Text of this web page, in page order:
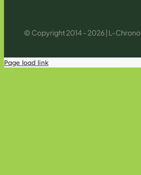
© Copyright 2014 - 2026 | L-Chrono |
Page load link